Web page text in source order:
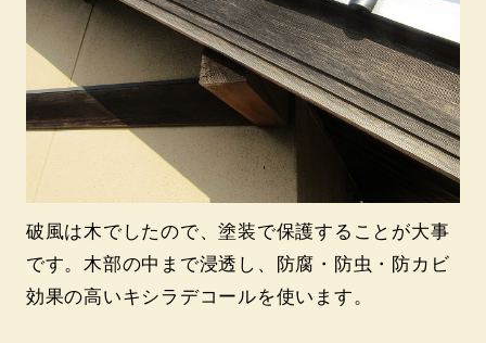
破風は木でしたので、塗装で保護することが大事
です。木部の中まで浸透し、防腐・防虫・防カビ
効果の高いキシラデコールを使います。